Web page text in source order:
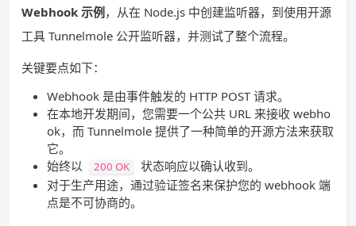
Webhook 示例，从在 Node.js 中创建监听器，到使用开源
工具 Tunnelmole 公开监听器，并测试了整个流程。
关键要点如下：
Webhook 是由事件触发的 HTTP POST 请求。
在本地开发期间，您需要一个公共 URL 来接收 webho
ok，而 Tunnelmole 提供了一种简单的开源方法来获取
它。
始终以
200 OK
状态响应以确认收到。
对于生产用途，通过验证签名来保护您的 webhook 端
点是不可协商的。